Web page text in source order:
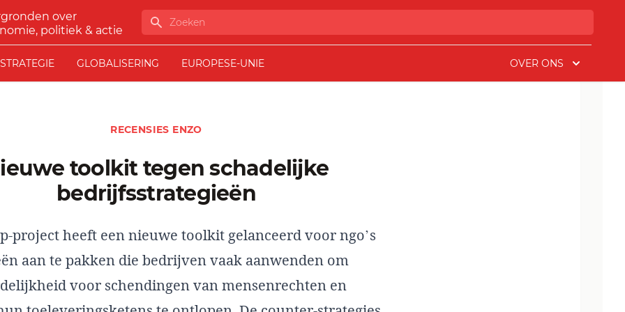
over
politiek & actie
Zoeken
STRATEGIE GLOBALISERING EUROPESE-UNIE OVER ONS
RECENSIES ENZO
bedrijfsstrategieën
project heeft een nieuwe toolkit gelanceerd voor ngo’s
aan te pakken die bedrijven vaak aanwenden om
voor schendingen van mensenrechten en